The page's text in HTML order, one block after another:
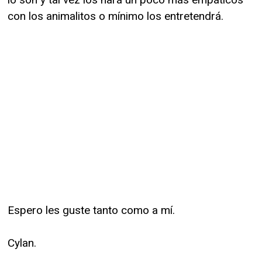
con los animalitos o mínimo los entretendrá.
Espero les guste tanto como a mí.
Cylan.